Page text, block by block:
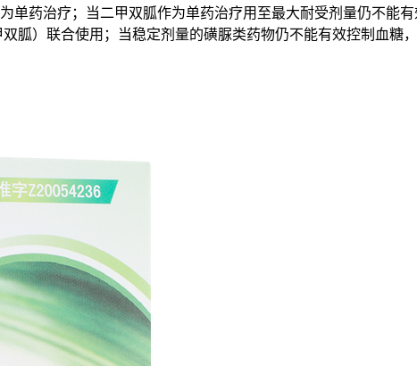
单药治疗；当二甲双胍作为单药治疗用至最大耐受剂量仍不能
）联合使用；当稳定剂量的磺脲类药物仍不能有效控制血糖